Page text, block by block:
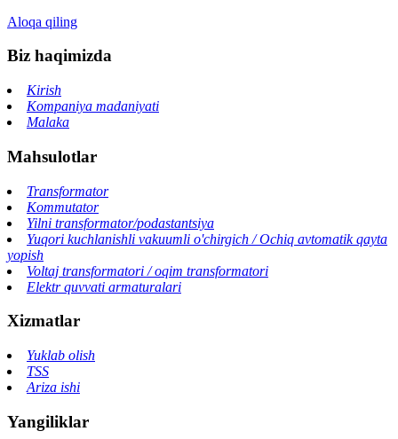
Aloqa qiling
Biz haqimizda
Kirish
Kompaniya madaniyati
Malaka
Mahsulotlar
Transformator
Kommutator
Yilni transformator/podastantsiya
Yuqori kuchlanishli vakuumli o'chirgich / Ochiq avtomatik qayta
yopish
Voltaj transformatori / oqim transformatori
Elektr quvvati armaturalari
Xizmatlar
Yuklab olish
TSS
Ariza ishi
Yangiliklar